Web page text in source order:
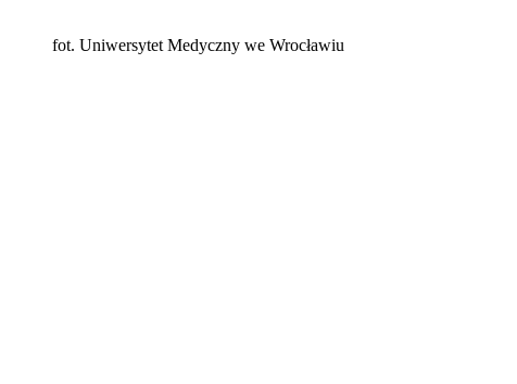
fot. Uniwersytet Medyczny we Wrocławiu